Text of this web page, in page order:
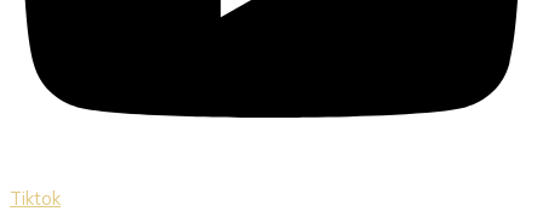
Tiktok